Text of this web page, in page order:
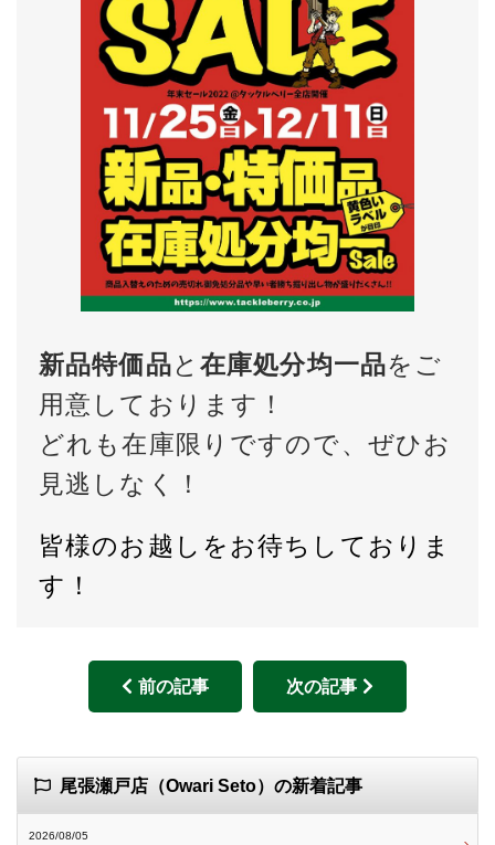
新品特価品と 在庫処分均一品をご
用意しております！
どれも在庫限りですので、ぜひお
見逃しなく！
皆様のお越しをお待ちしておりま
す！
前の記事 次の記事
尾張瀬戸店（Owari Seto）の新着記事
2026/08/05